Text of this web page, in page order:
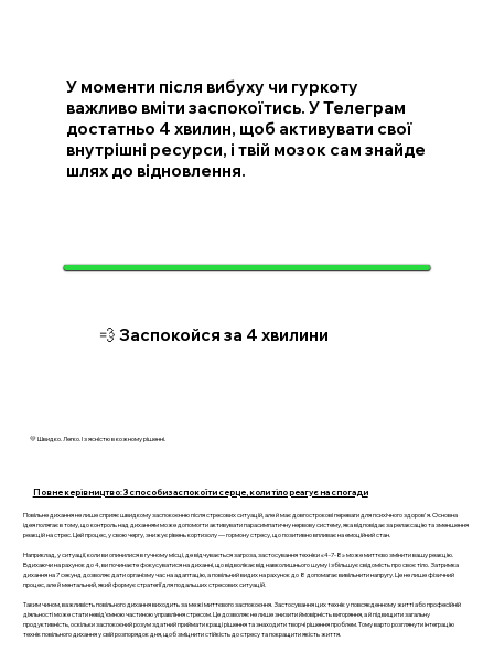
У моменти після вибуху чи гуркоту
важливо вміти заспокоїтись. У Телеграм
достатньо 4 хвилин, щоб активувати свої
внутрішні ресурси, і твій мозок сам знайде
шлях до відновлення.
💨 Заспокойся за 4 хвилини
💛 Швидко. Легко. І з ясністю в кожному рішенні.
Повне керівництво: 3 способи заспокоїти серце, коли тіло реагує на спогади
Повільне дихання не лише сприяє швидкому заспокоєнню після стресових ситуацій, але й має довгострокові переваги для психічного здоров'я. Основна
ідея полягає в тому, що контроль над диханням може допомогти активувати парасимпатичну нервову систему, яка відповідає за релаксацію та зменшення
реакцій на стрес. Цей процес, у свою чергу, знижує рівень кортизолу — гормону стресу, що позитивно впливає на емоційний стан.
Наприклад, у ситуації, коли ви опинилися в гучному місці, де відчувається загроза, застосування техніки «4-7-8» може миттєво змінити вашу реакцію.
Вдихаючи на рахунок до 4, ви починаєте фокусуватися на диханні, що відволікає від навколишнього шуму і збільшує свідомість про своє тіло. Затримка
дихання на 7 секунд дозволяє дати організму час на адаптацію, а повільний видих на рахунок до 8 допомагає вивільнити напругу. Це не лише фізичний
процес, але й ментальний, який формує стратегії для подальших стресових ситуацій.
Таким чином, важливість повільного дихання виходить за межі миттєвого заспокоєння. Застосування цих технік у повсякденному житті або професійній
діяльності може стати невід’ємною частиною управління стресом. Це дозволяє не лише знизити ймовірність вигоряння, а й підвищити загальну
продуктивність, оскільки заспокоєний розум здатний приймати кращі рішення та знаходити творчі рішення проблем. Тому варто розглянути інтеграцію
технік повільного дихання у свій розпорядок дня, щоб зміцнити стійкість до стресу та покращити якість життя.